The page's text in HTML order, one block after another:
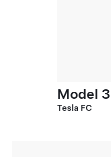
Model
Tesla FC